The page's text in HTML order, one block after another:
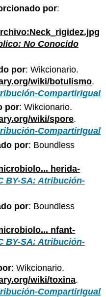
por:
No Conocido
por: Wikcionario.
wiki/botulismo.
CompartirIgual
por: Wikcionario.
wiki/spore.
CompartirIgual
por: Boundless
herida-
BY-SA: Atribución-
por: Boundless
nfant-
BY-SA: Atribución-
: Wikcionario.
wiki/toxina.
CompartirIgual